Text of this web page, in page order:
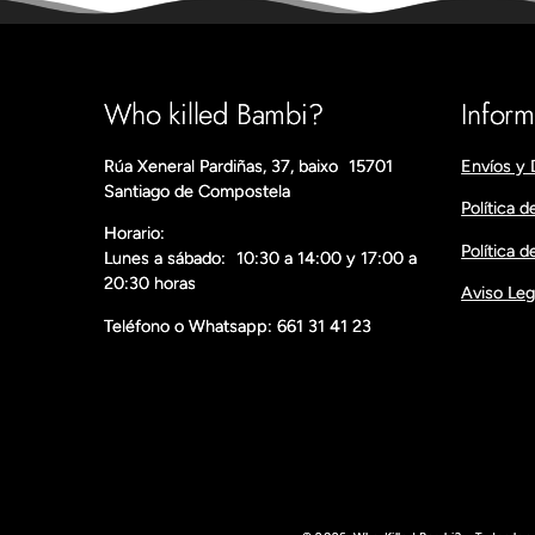
Who killed Bambi?
Rúa Xeneral Pardiñas, 37, baixo 15701
Santiago de Compostela
Horario:
Lunes a sábado: 10:30 a 14:00 y 17:00 a
20:30 horas
Teléfono o Whatsapp: 661 31 41 23
Envíos y
Política
Política
Aviso